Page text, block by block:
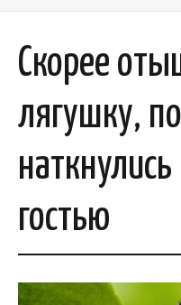
Скорее
лягушку,
гостью